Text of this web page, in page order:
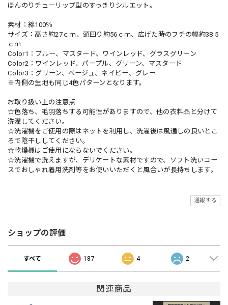
ほんのりチューリップ型のすっきりシルエット。
素材：綿100％
サイズ：高さ約27ｃｍ、頭回り約56ｃｍ、広げた時のフチの幅約38.5
ｃｍ
Color1：ブルー、マスタード、ワインレッド、グラスグリーン
Color2：ワインレッド、パープル、グリーン、マスタード
Color3：グリーン、ベージュ、ネイビー、グレー
※内側の生地も同じ4色パターンとなります。
お取り扱い上の注意点
☆色落ち、毛羽落ちする可能性がありますので、他の衣料品と分けて
洗濯してください。
☆洗濯機をご使用の際はネットを利用し、洗濯後は風通しの良いとこ
ろで陰干ししてください。
☆乾燥機はご使用にならないでください。
☆洗濯機で洗えますが、デリケートな素材ですので、ソフト洗いコー
スでおしゃれ着用洗剤等をお使いいただくと風合いが長持ちします。
通報する
ショップの評価
すべて 187 4 2
関連商品